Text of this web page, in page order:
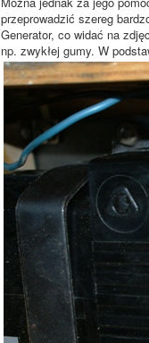
przeprowadzić szereg
Generator, co widać na
np. zwykłej gumy. W